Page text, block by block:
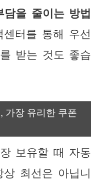
을 줄이는 방법
터를 통해 우선
받는 것도 좋습
가장 유리한 쿠폰
보유할 때 자동
최선은 아닙니